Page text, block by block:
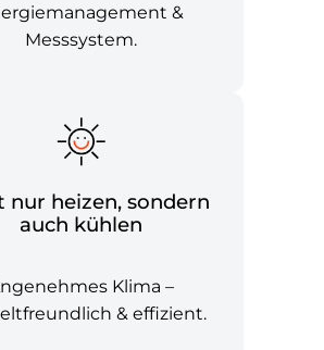
&
Messsystem.
nur heizen, sondern
auch kühlen
Klima –
& effizient.